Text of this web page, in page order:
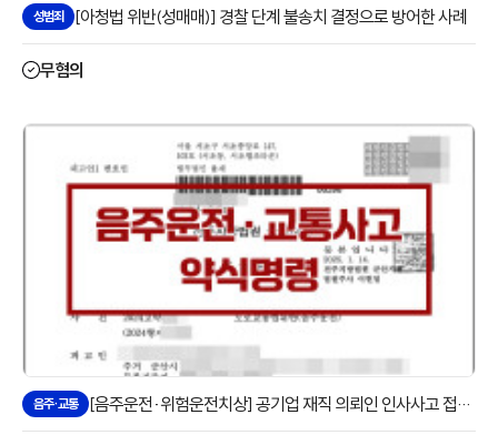
성범죄 [아청법 위반(성매매)] 경찰 단계 불송치 결정으로 방어한 사례
무혐의
음주·교통 [음주운전·위험운전치상] 공기업 재직 의뢰인 인사사고 접수 없이 약식명령으로 방어한 사례